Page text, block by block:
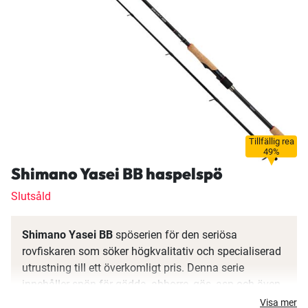
Tillfällig rea
49%
Shimano Yasei BB haspelspö
Slutsåld
Shimano Yasei BB spöserien för den seriösa
rovfiskaren som söker högkvalitativ och specialiserad
utrustning till ett överkomligt pris. Denna serie
innehåller spön för gädda, abborre, gös, asp och även
Visa mer